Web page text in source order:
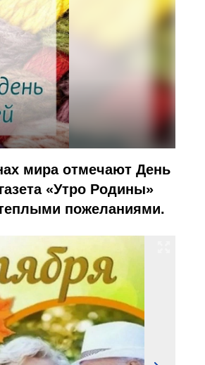
мира отмечают День
«Утро Родины»
пожеланиями.